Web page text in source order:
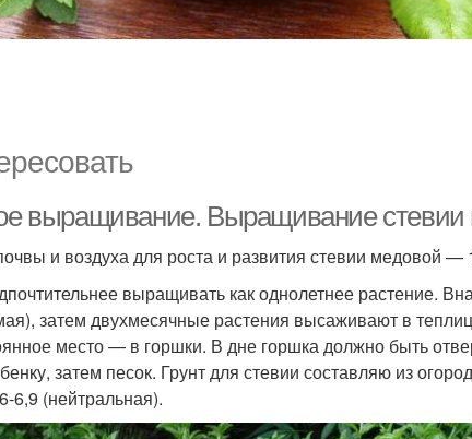
выращивание. Выращивание стевии
и воздуха для роста и развития стевии медовой —
выращивать как однолетнее растение.
затем двухмесячные растения высаживают в
место — в горшки. В дне горшка должно быть
затем песок. Грунт для стевии составляю из
6,9 (нейтральная).